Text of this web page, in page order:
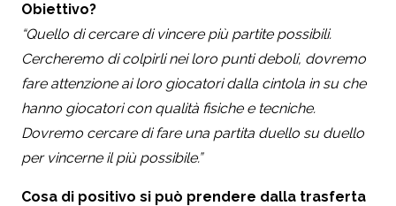
Obiettivo?
“Quello di cercare di vincere più partite possibili.
Cercheremo di colpirli nei loro punti deboli, dovremo
fare attenzione ai loro giocatori dalla cintola in su che
hanno giocatori con qualità fisiche e tecniche.
Dovremo cercare di fare una partita duello su duello
per vincerne il più possibile.”
Cosa di positivo si può prendere dalla trasferta